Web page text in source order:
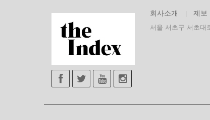
회사소개 제보
서울 서초구 서초대